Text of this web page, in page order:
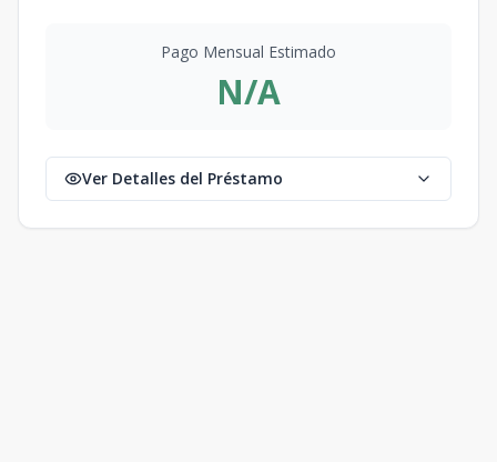
Pago Mensual Estimado
N/A
Ver Detalles del Préstamo